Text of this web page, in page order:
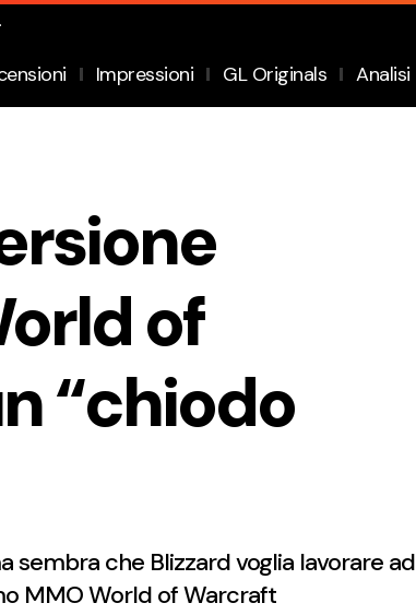
.
Impressioni GL Originals Analisi
of
“chiodo
che Blizzard voglia lavorare ad
MMO World of Warcraft